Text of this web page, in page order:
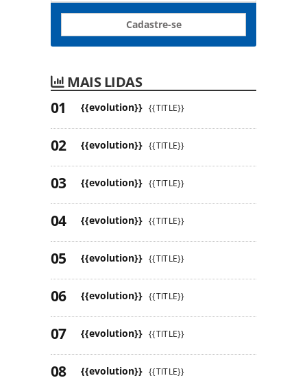
Cadastre-se
MAIS LIDAS
{{evolution}} {{TITLE}}
{{evolution}} {{TITLE}}
{{evolution}} {{TITLE}}
{{evolution}} {{TITLE}}
{{evolution}} {{TITLE}}
{{evolution}} {{TITLE}}
{{evolution}} {{TITLE}}
{{evolution}} {{TITLE}}